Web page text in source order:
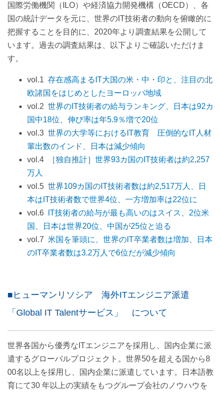
国際労働機関（ILO）や経済協力開発機構（OECD）、各
国の統計データを元に、世界のIT技術者の動向を俯瞰的に
把握することを目的に、2020年より調査結果を公開して
います。過去の調査結果は、以下よりご確認いただけま
す。
vol.1 存在感高まるIT大国の米・中・印と、注目の北
欧諸国をはじめとしたヨーロッパ地域
vol.2 世界のIT技術者の給与ランキング、日本は92カ
国中18位、伸び率は年5.9％増で20位
vol.3 世界の大学等におけるIT教育 圧倒的なIT人材
輩出数のインド、日本は減少傾向
vol.4
［独自推計］世界93カ国のIT技術者は約2,257
万人
vol.5 世界109カ国のIT技術者数は約2,517万人、日
本はIT技術者数で世界4位、一方増加率は22位に
vol.6
IT技術者の給与が最も高いのはスイス、2位米
国、日本は世界20位、中国が25位と迫る
vol.7 米国を筆頭に、世界のIT卒業者数は増加、日本
のIT卒業者数は3.2万人で6位だが減少傾向
■ヒューマンリソシア 海外ITエンジニア派遣
「Global IT Talentサービス」 について
世界各国から優秀なITエンジニアを採用し、国内企業に派
遣するグローバルプロジェクト。世界50を超える国から8
00名以上を採用し、国内企業に派遣しています。日本語教
育にて30 年以上の実績をもつグループ会社のノウハウを